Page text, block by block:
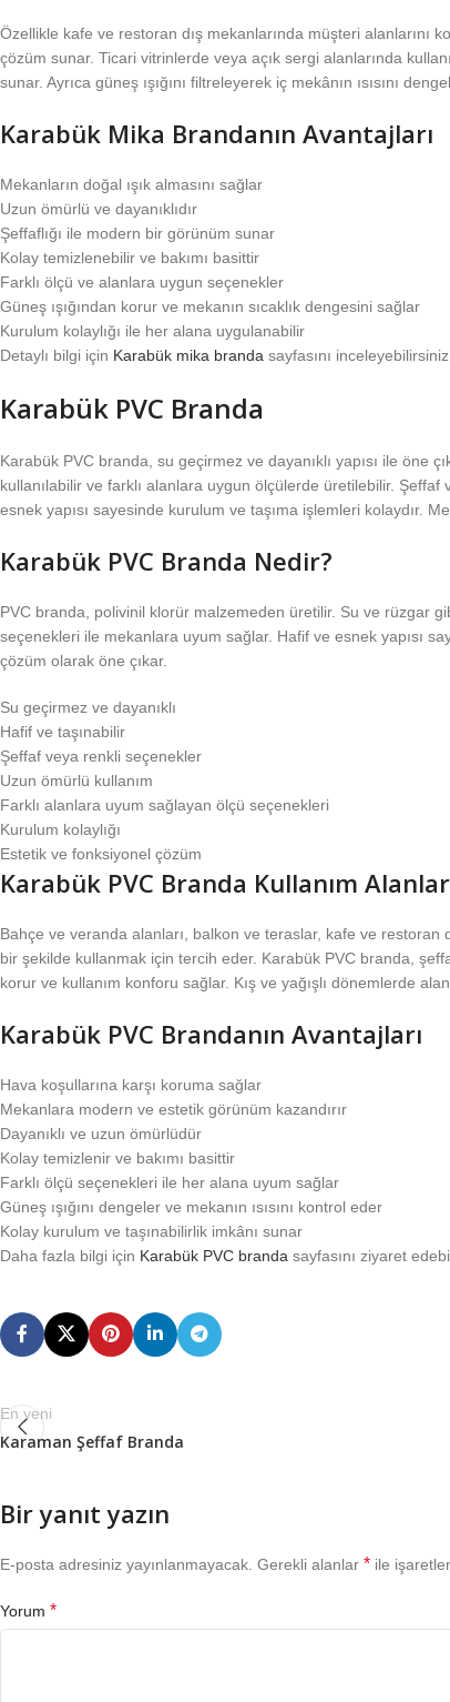
Özellikle kafe ve restoran dış mekanlarında müşteri alanlarını
çözüm sunar. Ticari vitrinlerde veya açık sergi alanlarında
sunar. Ayrıca güneş ışığını filtreleyerek iç mekânın ısısını
Karabük Mika Brandanın Avantajları
Mekanların doğal ışık almasını sağlar
Uzun ömürlü ve dayanıklıdır
Şeffaflığı ile modern bir görünüm sunar
Kolay temizlenebilir ve bakımı basittir
Farklı ölçü ve alanlara uygun seçenekler
Güneş ışığından korur ve mekanın sıcaklık dengesini sağlar
Kurulum kolaylığı ile her alana uygulanabilir
Detaylı bilgi için Karabük mika branda sayfasını inceleyebilirsiniz.
Karabük PVC Branda
Karabük PVC branda, su geçirmez ve dayanıklı yapısı ile öne
kullanılabilir ve farklı alanlara uygun ölçülerde üretilebilir.
esnek yapısı sayesinde kurulum ve taşıma işlemleri kolaydır.
Karabük PVC Branda Nedir?
PVC branda, polivinil klorür malzemeden üretilir. Su ve rüzgar
seçenekleri ile mekanlara uyum sağlar. Hafif ve esnek yapısı
çözüm olarak öne çıkar.
Su geçirmez ve dayanıklı
Hafif ve taşınabilir
Şeffaf veya renkli seçenekler
Uzun ömürlü kullanım
Farklı alanlara uyum sağlayan ölçü seçenekleri
Kurulum kolaylığı
Estetik ve fonksiyonel çözüm
Karabük PVC Branda Kullanım
Bahçe ve veranda alanları, balkon ve teraslar, kafe ve restoran
bir şekilde kullanmak için tercih eder. Karabük PVC branda,
korur ve kullanım konforu sağlar. Kış ve yağışlı dönemlerde
Karabük PVC Brandanın Avantajları
Hava koşullarına karşı koruma sağlar
Mekanlara modern ve estetik görünüm kazandırır
Dayanıklı ve uzun ömürlüdür
Kolay temizlenir ve bakımı basittir
Farklı ölçü seçenekleri ile her alana uyum sağlar
Güneş ışığını dengeler ve mekanın ısısını kontrol eder
Kolay kurulum ve taşınabilirlik imkânı sunar
Daha fazla bilgi için Karabük PVC branda sayfasını ziyaret
En yeni
Karaman Şeffaf Branda
Bir yanıt yazın
E-posta adresiniz yayınlanmayacak. Gerekli alanlar * ile
Yorum *